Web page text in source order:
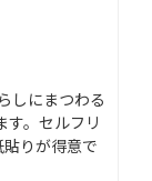
しにまつわる
す。セルフリ
りが得意で